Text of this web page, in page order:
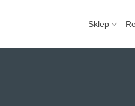
Sklep